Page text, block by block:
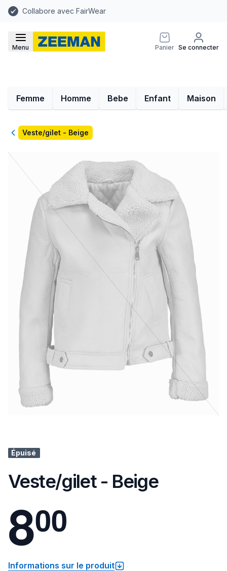
Collabore avec FairWear
Menu Panier Se connecter
Femme Homme Bebe Enfant Maison
RetourVeste/gilet - Beige
Épuisé
Veste/gilet - Beige
800
Informations sur le produit